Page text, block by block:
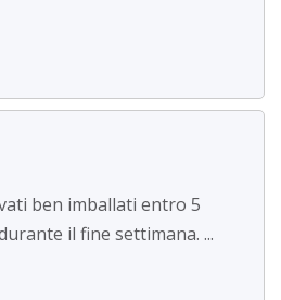
ben imballati entro 5
il fine settimana. ...